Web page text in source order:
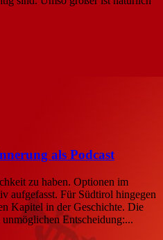
als Podcast
zu haben. Optionen im
aufgefasst. Für Südtirol hingegen
Kapitel in der Geschichte. Die
Entscheidung:...